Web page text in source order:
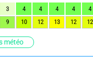
météo
3 4 4 4 4
4
9 10 12 13 12 12